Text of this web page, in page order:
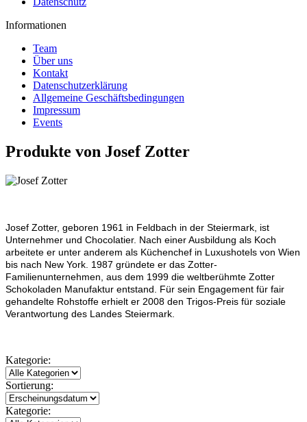
Informationen
Team
Über uns
Kontakt
Datenschutzerklärung
Allgemeine Geschäftsbedingungen
Impressum
Events
Produkte von Josef Zotter
Josef Zotter, geboren 1961 in Feldbach in der Steiermark, ist
Unternehmer und Chocolatier. Nach einer Ausbildung als Koch
arbeitete er unter anderem als Küchenchef in Luxushotels von Wien
bis nach New York. 1987 gründete er das Zotter-
Familienunternehmen, aus dem 1999 die weltberühmte Zotter
Schokoladen Manufaktur entstand. Für sein Engagement für fair
gehandelte Rohstoffe erhielt er 2008 den Trigos-Preis für soziale
Verantwortung des Landes Steiermark.
Kategorie:
Sortierung:
Kategorie: